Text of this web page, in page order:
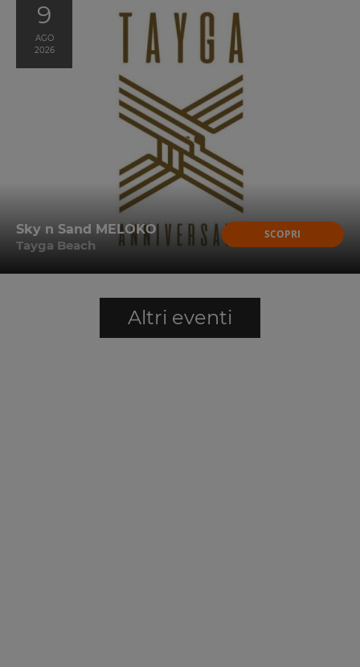
9
AGO
2026
Sky n Sand MELOKO
Tayga Beach
SCOPRI
Altri eventi